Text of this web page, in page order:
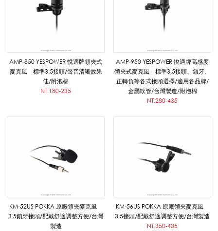
頭
掛
AMP-850 YESPOWER 悅適牌領夾式
麥克風 標準3.5接頭/聲音清晰效果
佳/附泡棉
NT.180-235
AMP-950 YESPOWER 悅適牌高感度
領夾式麥克風 標準3.5接頭、鎖牙、
正轉負等各式接頭選擇/適用各品牌/
金屬軟管/台灣製造/附泡棉
NT.280-435
KM-52US POKKA 原廠領夾麥克風
3.5鎖牙接頭/配戴舒適調整方便/台灣
製造
KM-56US POKKA 原廠領夾麥克風
3.5接頭/配戴舒適調整方便/台灣製造
NT.350-405